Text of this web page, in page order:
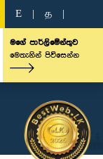
E த
මගේ පාර්ලිමේන්තුව
මෙතැනින් පිවිසෙන්න